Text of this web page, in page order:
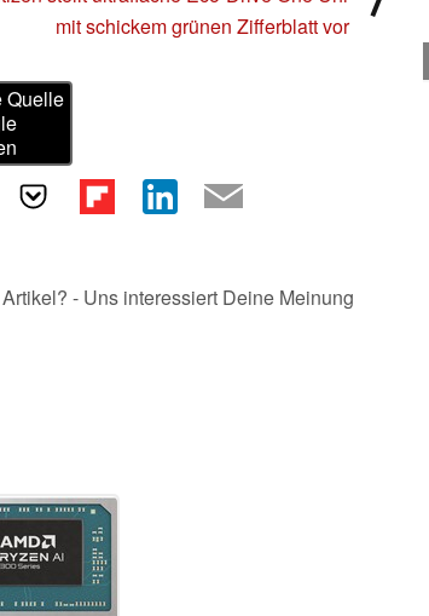
mit schickem grünen Zifferblatt vor
Quelle
- Uns interessiert Deine Meinung